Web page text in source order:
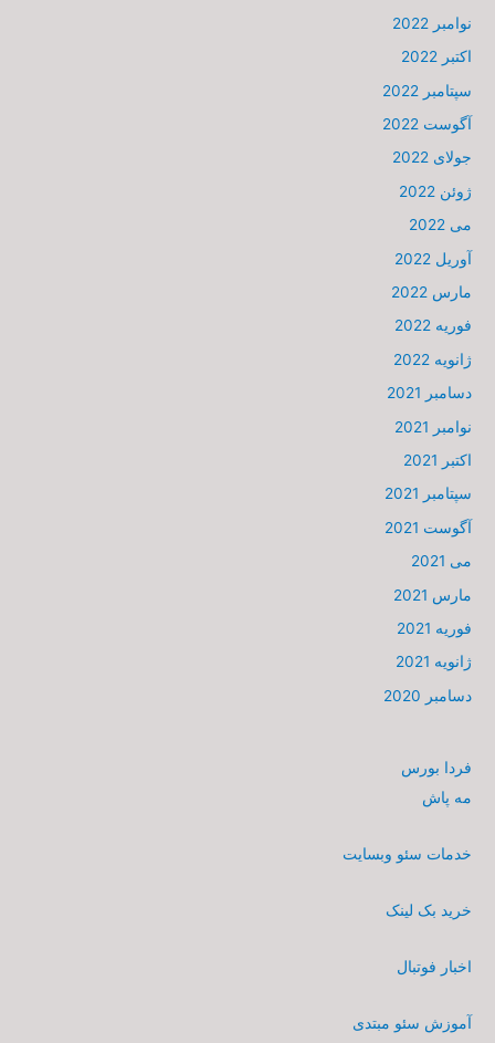
نوامبر 2022
اکتبر 2022
سپتامبر 2022
آگوست 2022
جولای 2022
ژوئن 2022
می 2022
آوریل 2022
مارس 2022
فوریه 2022
ژانویه 2022
دسامبر 2021
نوامبر 2021
اکتبر 2021
سپتامبر 2021
آگوست 2021
می 2021
مارس 2021
فوریه 2021
ژانویه 2021
دسامبر 2020
فردا بورس
مه پاش
خدمات سئو وبسایت
خرید بک لینک
اخبار فوتبال
آموزش سئو مبتدی